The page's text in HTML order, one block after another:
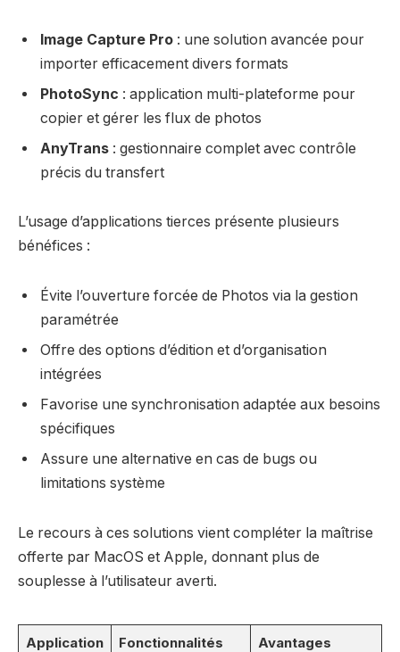
Image Capture Pro : une solution avancée pour
importer efficacement divers formats
PhotoSync : application multi-plateforme pour
copier et gérer les flux de photos
AnyTrans : gestionnaire complet avec contrôle
précis du transfert
L’usage d’applications tierces présente plusieurs
bénéfices :
Évite l’ouverture forcée de Photos via la gestion
paramétrée
Offre des options d’édition et d’organisation
intégrées
Favorise une synchronisation adaptée aux besoins
spécifiques
Assure une alternative en cas de bugs ou
limitations système
Le recours à ces solutions vient compléter la maîtrise
offerte par MacOS et Apple, donnant plus de
souplesse à l’utilisateur averti.
Application
Fonctionnalités
Avantages